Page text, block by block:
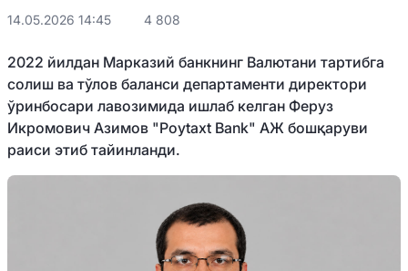
14.05.2026 14:45 4 808
2022 йилдан Марказий банкнинг Валютани тартибга
солиш ва тўлов баланси департаменти директори
ўринбосари лавозимида ишлаб келган Феруз
Икромович Азимов "Poytaxt Bank" АЖ бошқаруви
раиси этиб тайинланди.